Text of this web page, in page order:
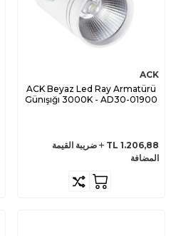
ACK
ACK Beyaz Led Ray Armatürü
Günışığı 3000K - AD30-01900
1.206,88
ضريبة القيمة
المضافة